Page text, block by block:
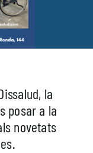
la
posar a la
novetats